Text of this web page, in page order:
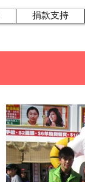
捐款支持